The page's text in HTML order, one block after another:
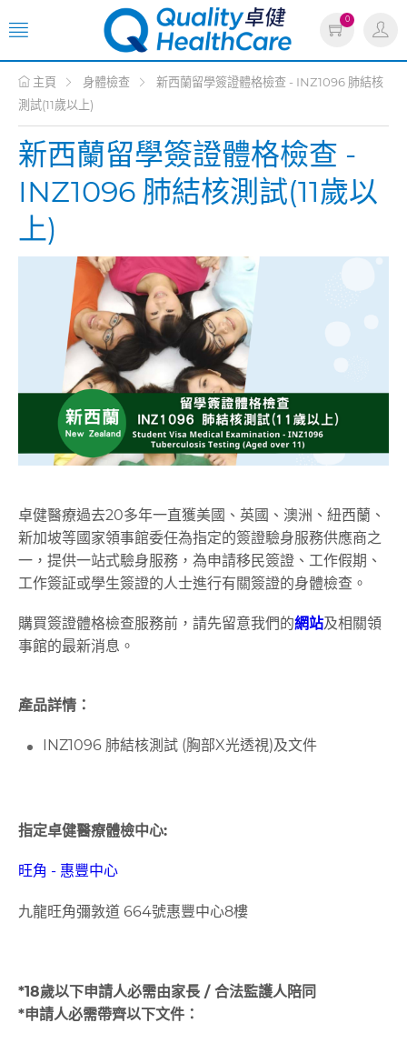
0
主頁 身體檢查
新西蘭留學簽證體格檢查 - INZ1096 肺結核
測試(11歲以上)
新西蘭留學簽證體格檢查 -
INZ1096 肺結核測試(11歲以
上)
卓健醫療過去20多年一直獲美國、英國、澳洲、紐西蘭、
新加坡等國家領事館委任為指定的簽證驗身服務供應商之
一，提供一站式驗身服務，為申請移民簽證、工作假期、
工作簽証或學生簽證的人士進行有關簽證的身體檢查。
購買簽證體格檢查服務前，請先留意我們的網站及相關領
事館的最新消息。
產品詳情：
INZ1096 肺結核測試 (胸部X光透視)及文件
指定卓健醫療體檢中心:
旺角 - 惠豐中心
九龍旺角彌敦道 664號惠豐中心8樓
*18歲以下申請人必需由家長 / 合法監護人陪同
*申請人必需帶齊以下文件：